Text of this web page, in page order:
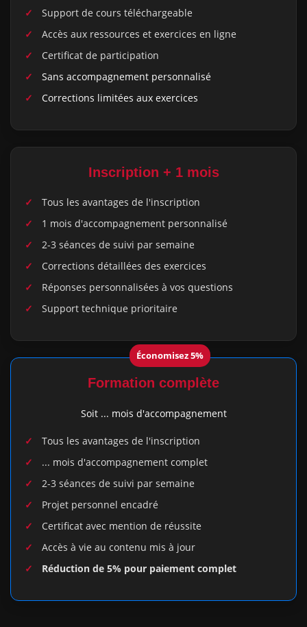
Support de cours téléchargeable
Accès aux ressources et exercices en ligne
Certificat de participation
Sans accompagnement personnalisé
Corrections limitées aux exercices
Inscription + 1 mois
Tous les avantages de l'inscription
1 mois d'accompagnement personnalisé
2-3 séances de suivi par semaine
Corrections détaillées des exercices
Réponses personnalisées à vos questions
Support technique prioritaire
Économisez 5%
Formation complète
Soit ... mois d'accompagnement
Tous les avantages de l'inscription
... mois d'accompagnement complet
2-3 séances de suivi par semaine
Projet personnel encadré
Certificat avec mention de réussite
Accès à vie au contenu mis à jour
Réduction de 5% pour paiement complet